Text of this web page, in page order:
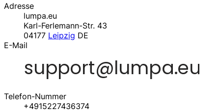
Adresse
lumpa.eu
Karl-Ferlemann-Str. 43
04177 Leipzig DE
E-Mail
Telefon-Nummer
+4915227436374